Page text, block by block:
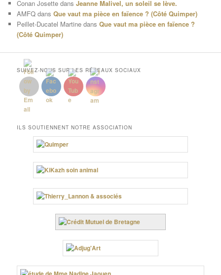
Conan Josette dansJeanne Malivel, un soleil se lève.
AMFQ dansQue vaut ma pièce en faïence ? (Côté Quimper)
Peillet-Ducatel Martine dansQue vaut ma pièce en faïence ?
(Côté Quimper)
SUIVEZ-NOUS SUR LES RÉSEAUX SOCIAUX
ILS SOUTIENNENT NOTRE ASSOCIATION